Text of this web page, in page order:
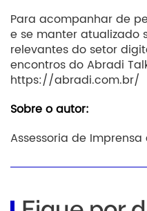
Para acompanhar de
e se manter atualizado
relevantes do setor
encontros do Abradi
https://abradi.com.br/
Sobre o autor:
Assessoria de